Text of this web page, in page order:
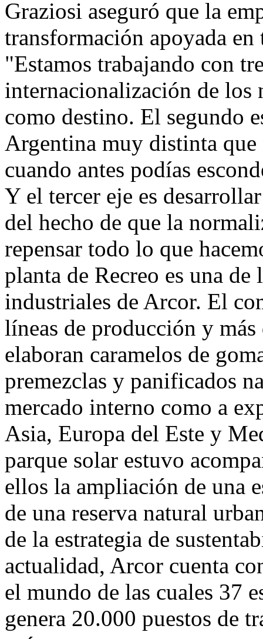
Graziosi aseguró que la
transformación apoyada en
"Estamos trabajando con
internacionalización de los
como destino. El segundo
Argentina muy distinta
cuando antes podías
Y el tercer eje es
del hecho de que la
repensar todo lo que
planta de Recreo es una
industriales de Arcor. El
líneas de producción y
elaboran caramelos de
premezclas y panificados
mercado interno como a
Asia, Europa del Este y
parque solar estuvo
ellos la ampliación de una
de una reserva natural
de la estrategia de
actualidad, Arcor cuenta
el mundo de las cuales 37
genera 20.000 puestos de